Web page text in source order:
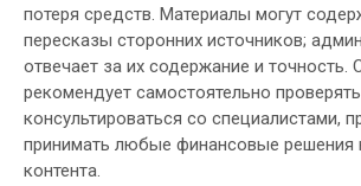
потеря средств. Материалы могут
пересказы сторонних источников;
отвечает за их содержание и точность.
рекомендует самостоятельно
консультироваться со специалистами,
принимать любые финансовые решения
контента.